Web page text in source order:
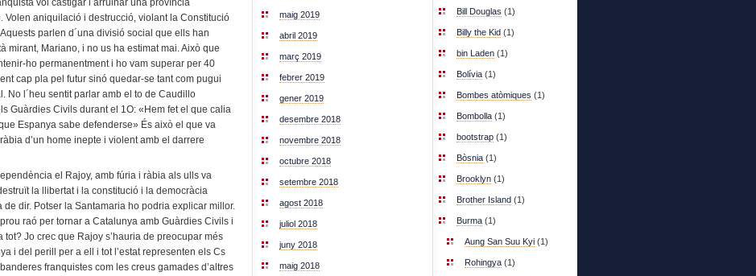
vol castigar i arruinar una província
aniquilació i destrucció, violant la Constitució
parlen d´una divisió social que ells han
mirant, Mariano, i no us ha estimat mai. Això que
ho permanentment i ho vam superar per 40
cap pla pel futur sinó quedar-se tant com pugui
No l´heu sentit parlar amb el to de Caudillo
Guàrdies Civils durant el 1O: «Hem fet el que calia
Espanya sabe defenderse» És això el que va
d’un home inepte i violent amb el darrere
el Rajoy, amb fúria i ràbia als ulls va
la llibertat i la constitució i la democràcia
de dir. Potser la Santamaria ho podria explicar millor.
raó per tornar a Catalunya amb Guàrdies Civils i
Jo crec que Rajoy s’hauria de preocupar més
i del perill per a ell i tot l’estat representen els Cs
franquistes com les creus gamades d’altres
maig 2019
abril 2019
març 2019
febrer 2019
gener 2019
desembre 2018
novembre 2018
octubre 2018
setembre 2018
agost 2018
juliol 2018
juny 2018
maig 2018
Bill Douglas (1)
Billy the Kid (1)
bin Laden (1)
Bolívia (1)
Bombes atòmiques (1)
Bombolla (1)
bootstrap (1)
Bòsnia (1)
Brooklyn (1)
Brother Island (1)
Burma (1)
Aung San Suu Kyi (1)
Rohingya (1)